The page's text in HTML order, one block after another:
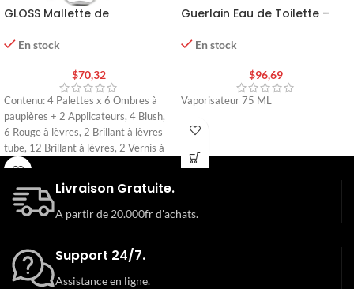
GLOSS Mallette de
Modern Style – 62 pcs
En stock
$70,32
Contenu: 4 Palettes x 6 Ombres à
paupières + 2 Applicateurs, 4 Blush,
6 Rouge à lèvres, 2 Brillant à lèvres
tube, 12 Brillant à lèvres, 2 Vernis à
ongles, 7 Articles de manucure, 3
Guerlain Eau de Toilette –
En stock
$96,69
Vaporisateur 75 ML
Livraison Gratuite.
A partir de 20.000fr d'achats.
Support 24/7.
Assistance en ligne.